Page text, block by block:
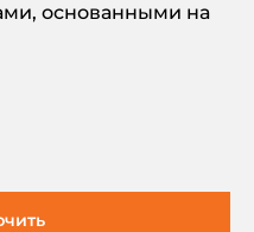
основанными на